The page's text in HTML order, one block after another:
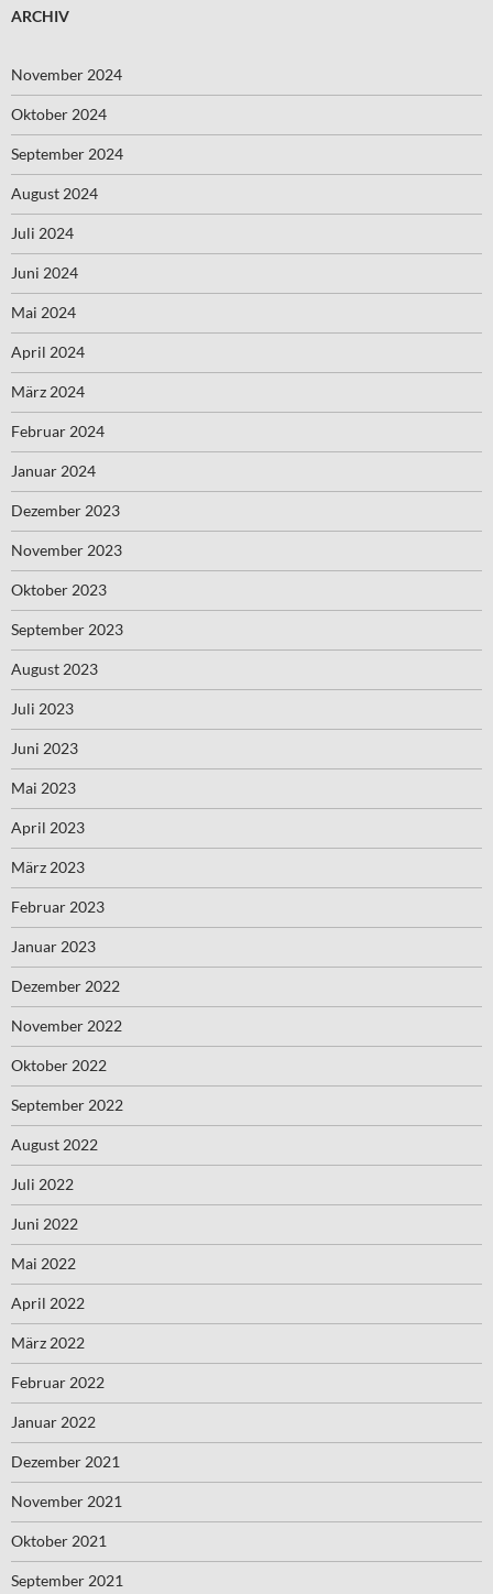
ARCHIV
November 2024
Oktober 2024
September 2024
August 2024
Juli 2024
Juni 2024
Mai 2024
April 2024
März 2024
Februar 2024
Januar 2024
Dezember 2023
November 2023
Oktober 2023
September 2023
August 2023
Juli 2023
Juni 2023
Mai 2023
April 2023
März 2023
Februar 2023
Januar 2023
Dezember 2022
November 2022
Oktober 2022
September 2022
August 2022
Juli 2022
Juni 2022
Mai 2022
April 2022
März 2022
Februar 2022
Januar 2022
Dezember 2021
November 2021
Oktober 2021
September 2021